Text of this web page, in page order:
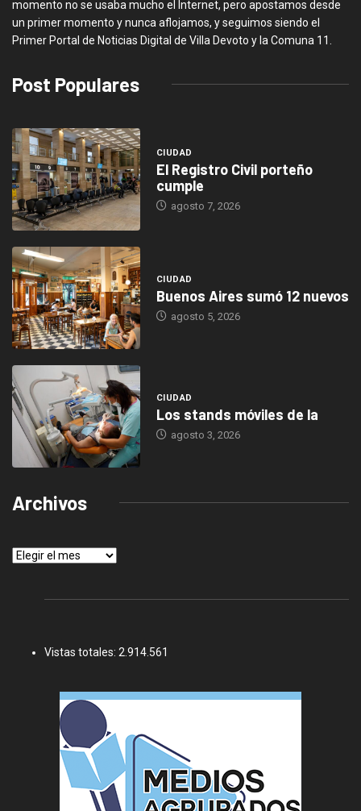
momento no se usaba mucho el Internet, pero apostamos desde
un primer momento y nunca aflojamos, y seguimos siendo el
Primer Portal de Noticias Digital de Villa Devoto y la Comuna 11.
Post Populares
CIUDAD
El Registro Civil porteño
cumple
agosto 7, 2026
CIUDAD
Buenos Aires sumó 12 nuevos
agosto 5, 2026
CIUDAD
Los stands móviles de la
agosto 3, 2026
Archivos
Archivos
Vistas totales: 2.914.561